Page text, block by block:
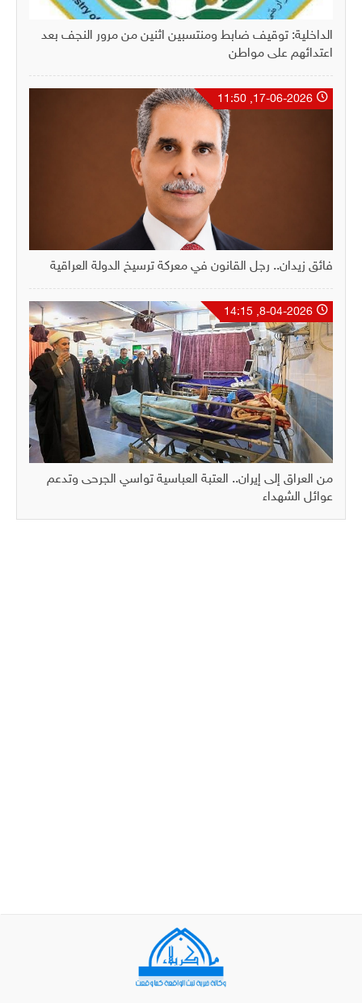
الداخلية: توقيف ضابط ومنتسبين اثنين من مرور النجف بعد
اعتدائهم على مواطن
فائق زيدان.. رجل القانون في معركة ترسيخ الدولة العراقية
من العراق إلى إيران.. العتبة العباسية تواسي الجرحى وتدعم
عوائل الشهداء